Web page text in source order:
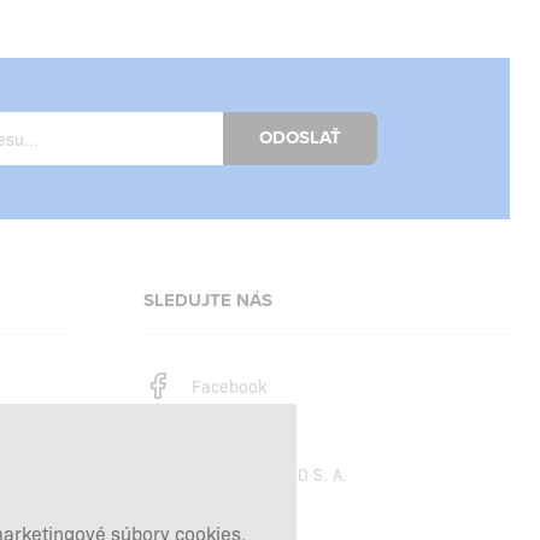
ODOSLAŤ
SLEDUJTE NÁS
Facebook
SFD S. A.
súbory cookies,